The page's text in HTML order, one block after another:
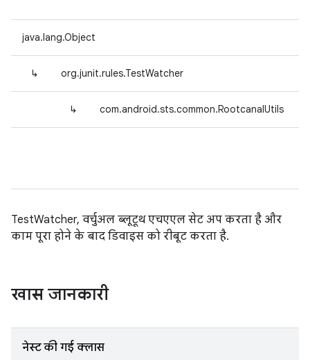
java.lang.Object
↳ org.junit.rules.TestWatcher
↳ com.android.sts.common.RootcanalUtils
TestWatcher, वर्चुअल ब्लूटूथ एचएएल सेट अप करता है और
काम पूरा होने के बाद डिवाइस को रीबूट करता है.
खास जानकारी
नेस्ट की गई क्लास